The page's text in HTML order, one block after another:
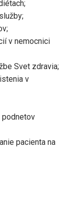
v nemocnici
Svet zdravia;
v
podnetov
pacienta na